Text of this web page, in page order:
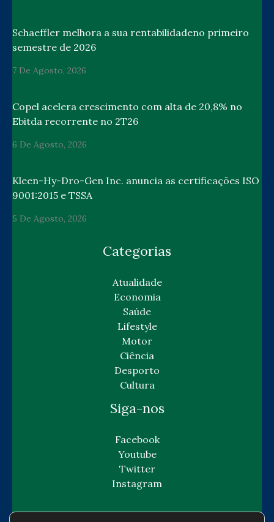
Schaeffler melhora a sua rentabilidadeno primeiro
semestre de 2026
7 De Agosto, 2026
Copel acelera crescimento com alta de 20,8% no
Ebitda recorrente no 2T26
6 De Agosto, 2026
Kleen-Hy-Dro-Gen Inc. anuncia as certificações ISO
9001:2015 e TSSA
5 De Agosto, 2026
Categorias
Atualidade
Economia
Saúde
Lifestyle
Motor
Ciência
Desporto
Cultura
Siga-nos
Facebook
Youtube
Twitter
Instagram